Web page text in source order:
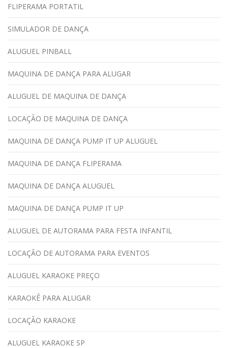
FLIPERAMA PORTATIL
SIMULADOR DE DANÇA
ALUGUEL PINBALL
MAQUINA DE DANÇA PARA ALUGAR
ALUGUEL DE MAQUINA DE DANÇA
LOCAÇÃO DE MAQUINA DE DANÇA
MAQUINA DE DANÇA PUMP IT UP ALUGUEL
MAQUINA DE DANÇA FLIPERAMA
MAQUINA DE DANÇA ALUGUEL
MAQUINA DE DANÇA PUMP IT UP
ALUGUEL DE AUTORAMA PARA FESTA INFANTIL
LOCAÇÃO DE AUTORAMA PARA EVENTOS
ALUGUEL KARAOKE PREÇO
KARAOKÊ PARA ALUGAR
LOCAÇÃO KARAOKE
ALUGUEL KARAOKE SP